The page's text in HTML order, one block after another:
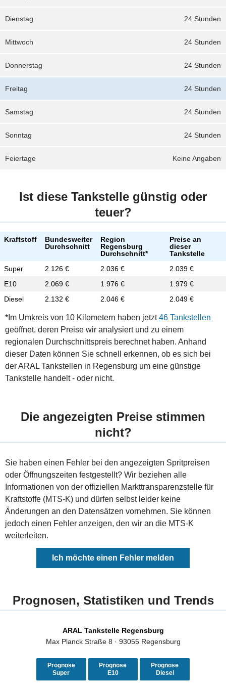
24 Stunden
Dienstag
24 Stunden
Mittwoch
24 Stunden
Donnerstag
24 Stunden
Freitag
24 Stunden
Samstag
24 Stunden
Sonntag
Keine Angaben
Feiertage
Ist diese Tankstelle günstig oder
teuer?
Kraftstoff
Bundesweiter
Durchschnitt
Region
Regensburg
Durchschnitt*
Preise an
dieser
Tankstelle
Super
2.126 € 2.036 €
2.039 €
E10
2.069 € 1.976 €
1.979 €
Diesel
2.132 € 2.046 € 2.049 €
*Im Umkreis von 10 Kilometern haben jetzt46 Tankstellen
geöffnet, deren Preise wir analysiert und zu einem
regionalen Durchschnittspreis berechnet haben. Anhand
dieser Daten können Sie schnell erkennen, ob es sich bei
der ARAL Tankstellen in Regensburg um eine günstige
Tankstelle handelt - oder nicht.
Die angezeigten Preise stimmen
nicht?
Sie haben einen Fehler bei den angezeigten Spritpreisen
oder Öffnungszeiten festgestellt? Wir beziehen alle
Informationen von der offiziellen Markttransparenzstelle für
Kraftstoffe (MTS-K) und dürfen selbst leider keine
Änderungen an den Datensätzen vornehmen. Sie können
jedoch einen Fehler anzeigen, den wir an die MTS-K
weiterleiten.
Ich möchte einen Fehler melden
Prognosen, Statistiken und Trends
ARAL Tankstelle Regensburg
Max Planck Straße 8 · 93055 Regensburg
Prognose
Super
Prognose
E10
Prognose
Diesel